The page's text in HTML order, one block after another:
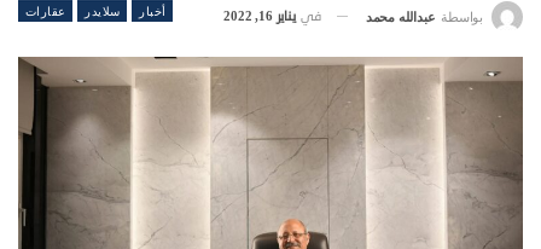
أخبار سلايدر عقارات بواسطة عبدالله محمد في يناير 16, 2022